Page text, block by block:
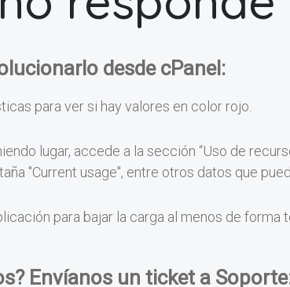
desde cPanel:
para ver si hay valores en color rojo.
lugar, accede a la sección “Uso de
"Current usage", entre otros datos que
para bajar la carga al menos de forma
Envíanos un ticket a